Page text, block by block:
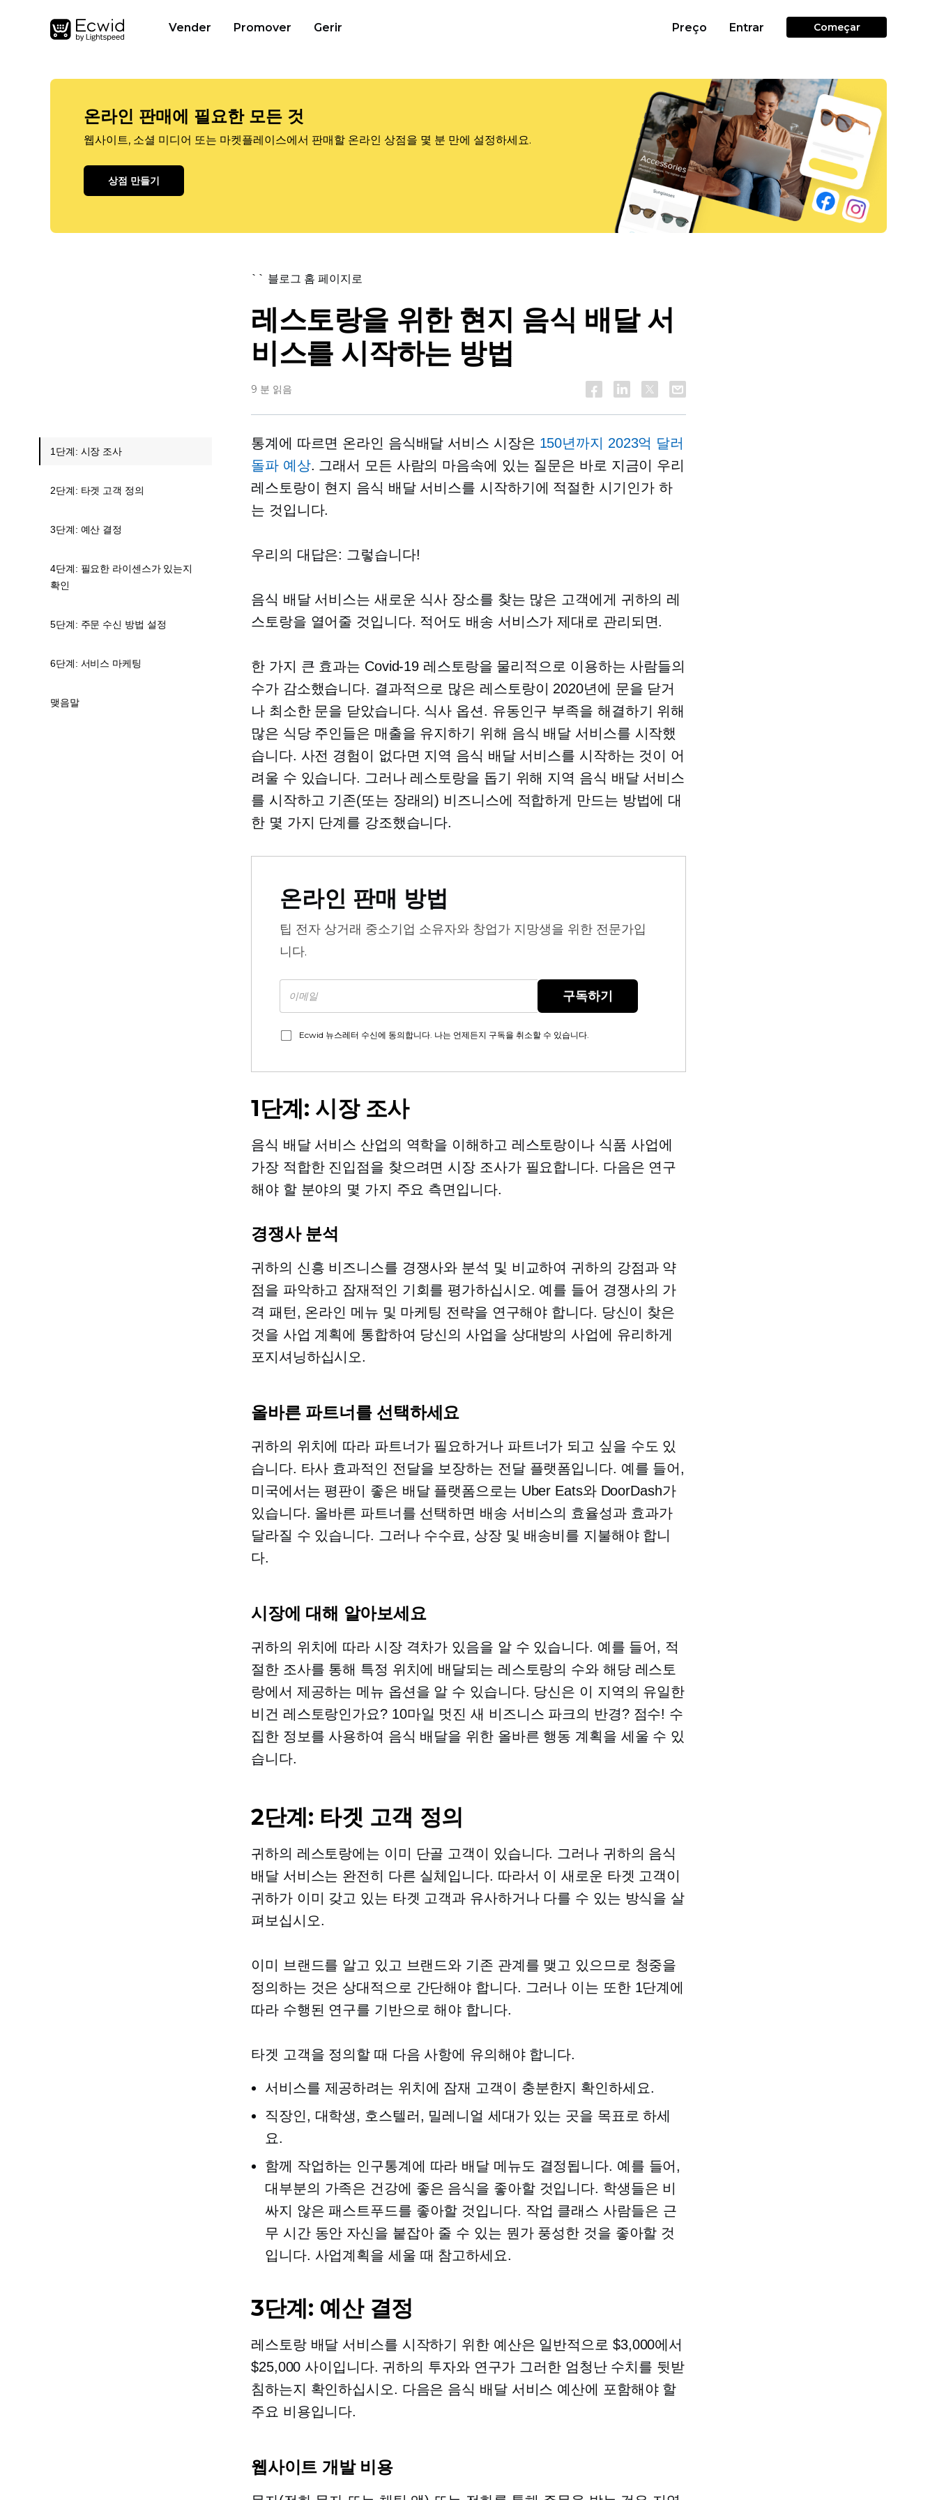
Vender Promover Gerir Preço Entrar Começar
온라인 판매에 필요한 모든 것
웹사이트, 소셜 미디어 또는 마켓플레이스에서 판매할 온라인 상점을 몇 분 만에 설정하세요.
상점 만들기
`` 블로그 홈 페이지로
레스토랑을 위한 현지 음식 배달 서
비스를 시작하는 방법
9 분 읽음
통계에 따르면 온라인 음식배달 서비스 시장은 150년까지 2023억 달러
돌파 예상. 그래서 모든 사람의 마음속에 있는 질문은 바로 지금이 우리
레스토랑이 현지 음식 배달 서비스를 시작하기에 적절한 시기인가 하
는 것입니다.
우리의 대답은: 그렇습니다!
음식 배달 서비스는 새로운 식사 장소를 찾는 많은 고객에게 귀하의 레
스토랑을 열어줄 것입니다. 적어도 배송 서비스가 제대로 관리되면.
한 가지 큰 효과는 Covid-19 레스토랑을 물리적으로 이용하는 사람들의
수가 감소했습니다. 결과적으로 많은 레스토랑이 2020년에 문을 닫거
나 최소한 문을 닫았습니다. 식사 옵션. 유동인구 부족을 해결하기 위해
많은 식당 주인들은 매출을 유지하기 위해 음식 배달 서비스를 시작했
습니다. 사전 경험이 없다면 지역 음식 배달 서비스를 시작하는 것이 어
려울 수 있습니다. 그러나 레스토랑을 돕기 위해 지역 음식 배달 서비스
를 시작하고 기존(또는 장래의) 비즈니스에 적합하게 만드는 방법에 대
한 몇 가지 단계를 강조했습니다.
온라인 판매 방법
팁 전자 상거래 중소기업 소유자와 창업가 지망생을 위한 전문가입
니다.
구독하기
Ecwid 뉴스레터 수신에 동의합니다. 나는 언제든지 구독을 취소할 수 있습니다.
1단계: 시장 조사
음식 배달 서비스 산업의 역학을 이해하고 레스토랑이나 식품 사업에
가장 적합한 진입점을 찾으려면 시장 조사가 필요합니다. 다음은 연구
해야 할 분야의 몇 가지 주요 측면입니다.
경쟁사 분석
귀하의 신흥 비즈니스를 경쟁사와 분석 및 비교하여 귀하의 강점과 약
점을 파악하고 잠재적인 기회를 평가하십시오. 예를 들어 경쟁사의 가
격 패턴, 온라인 메뉴 및 마케팅 전략을 연구해야 합니다. 당신이 찾은
것을 사업 계획에 통합하여 당신의 사업을 상대방의 사업에 유리하게
포지셔닝하십시오.
올바른 파트너를 선택하세요
귀하의 위치에 따라 파트너가 필요하거나 파트너가 되고 싶을 수도 있
습니다. 타사 효과적인 전달을 보장하는 전달 플랫폼입니다. 예를 들어,
미국에서는 평판이 좋은 배달 플랫폼으로는 Uber Eats와 DoorDash가
있습니다. 올바른 파트너를 선택하면 배송 서비스의 효율성과 효과가
달라질 수 있습니다. 그러나 수수료, 상장 및 배송비를 지불해야 합니
다.
시장에 대해 알아보세요
귀하의 위치에 따라 시장 격차가 있음을 알 수 있습니다. 예를 들어, 적
절한 조사를 통해 특정 위치에 배달되는 레스토랑의 수와 해당 레스토
랑에서 제공하는 메뉴 옵션을 알 수 있습니다. 당신은 이 지역의 유일한
비건 레스토랑인가요? 10마일 멋진 새 비즈니스 파크의 반경? 점수! 수
집한 정보를 사용하여 음식 배달을 위한 올바른 행동 계획을 세울 수 있
습니다.
2단계: 타겟 고객 정의
귀하의 레스토랑에는 이미 단골 고객이 있습니다. 그러나 귀하의 음식
배달 서비스는 완전히 다른 실체입니다. 따라서 이 새로운 타겟 고객이
귀하가 이미 갖고 있는 타겟 고객과 유사하거나 다를 수 있는 방식을 살
펴보십시오.
이미 브랜드를 알고 있고 브랜드와 기존 관계를 맺고 있으므로 청중을
정의하는 것은 상대적으로 간단해야 합니다. 그러나 이는 또한 1단계에
따라 수행된 연구를 기반으로 해야 합니다.
타겟 고객을 정의할 때 다음 사항에 유의해야 합니다.
서비스를 제공하려는 위치에 잠재 고객이 충분한지 확인하세요.
직장인, 대학생, 호스텔러, 밀레니얼 세대가 있는 곳을 목표로 하세
요.
함께 작업하는 인구통계에 따라 배달 메뉴도 결정됩니다. 예를 들어,
대부분의 가족은 건강에 좋은 음식을 좋아할 것입니다. 학생들은 비
싸지 않은 패스트푸드를 좋아할 것입니다. 작업 클래스 사람들은 근
무 시간 동안 자신을 붙잡아 줄 수 있는 뭔가 풍성한 것을 좋아할 것
입니다. 사업계획을 세울 때 참고하세요.
3단계: 예산 결정
레스토랑 배달 서비스를 시작하기 위한 예산은 일반적으로 $3,000에서
$25,000 사이입니다. 귀하의 투자와 연구가 그러한 엄청난 수치를 뒷받
침하는지 확인하십시오. 다음은 음식 배달 서비스 예산에 포함해야 할
주요 비용입니다.
웹사이트 개발 비용
1단계: 시장 조사
2단계: 타겟 고객 정의
3단계: 예산 결정
4단계: 필요한 라이센스가 있는지
확인
5단계: 주문 수신 방법 설정
6단계: 서비스 마케팅
맺음말